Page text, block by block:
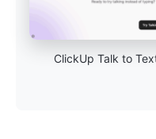
ClickUp Talk to